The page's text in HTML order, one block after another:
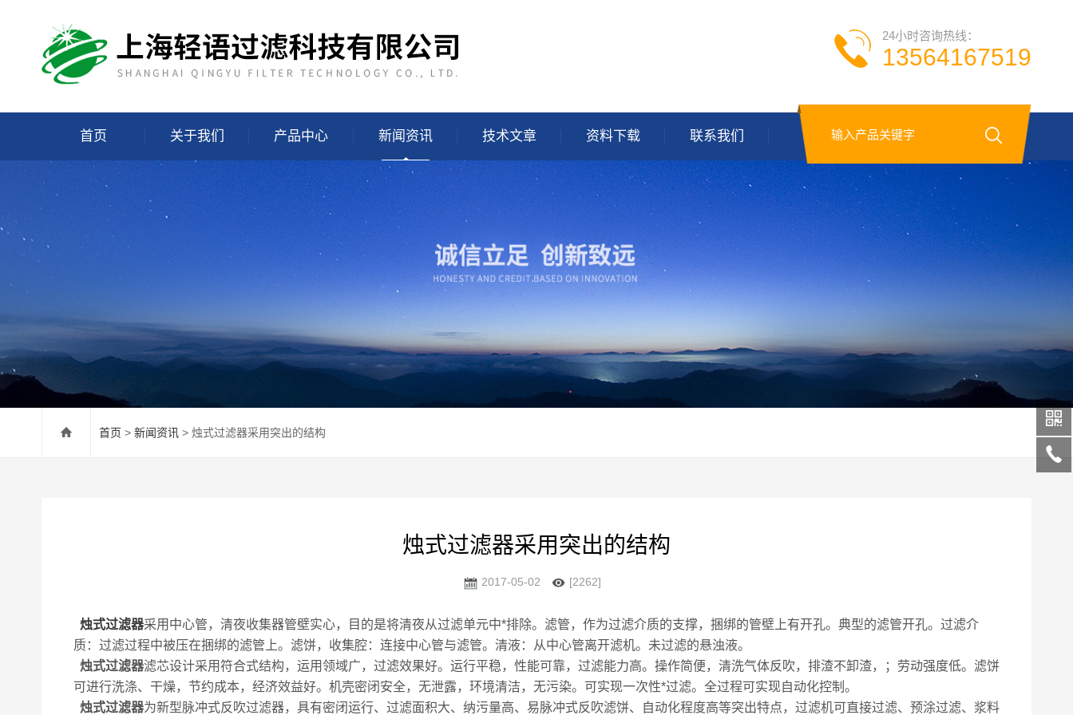
24小时咨询热线：
13564167519
首页 关于我们 产品中心 新闻资讯 技术文章 资料下载 联系我们
首页 > 新闻资讯 > 烛式过滤器采用突出的结构
烛式过滤器采用突出的结构
2017-05-02 [2262]
烛式过滤器采用中心管，清夜收集器管壁实心，目的是将清夜从过滤单元中*排除。滤管，作为过滤介质的支撑，捆绑的管壁上有开孔。典型的滤管开孔。过滤介
质：过滤过程中被压在捆绑的滤管上。滤饼，收集腔：连接中心管与滤管。清液：从中心管离开滤机。未过滤的悬浊液。
烛式过滤器滤芯设计采用符合式结构，运用领域广，过滤效果好。运行平稳，性能可靠，过滤能力高。操作简便，清洗气体反吹，排渣不卸渣，；劳动强度低。滤饼
可进行洗涤、干燥，节约成本，经济效益好。机壳密闭安全，无泄露，环境清洁，无污染。可实现一次性*过滤。全过程可实现自动化控制。
烛式过滤器为新型脉冲式反吹过滤器，具有密闭运行、过滤面积大、纳污量高、易脉冲式反吹滤饼、自动化程度高等突出特点，过滤机可直接过滤、预涂过滤、浆料